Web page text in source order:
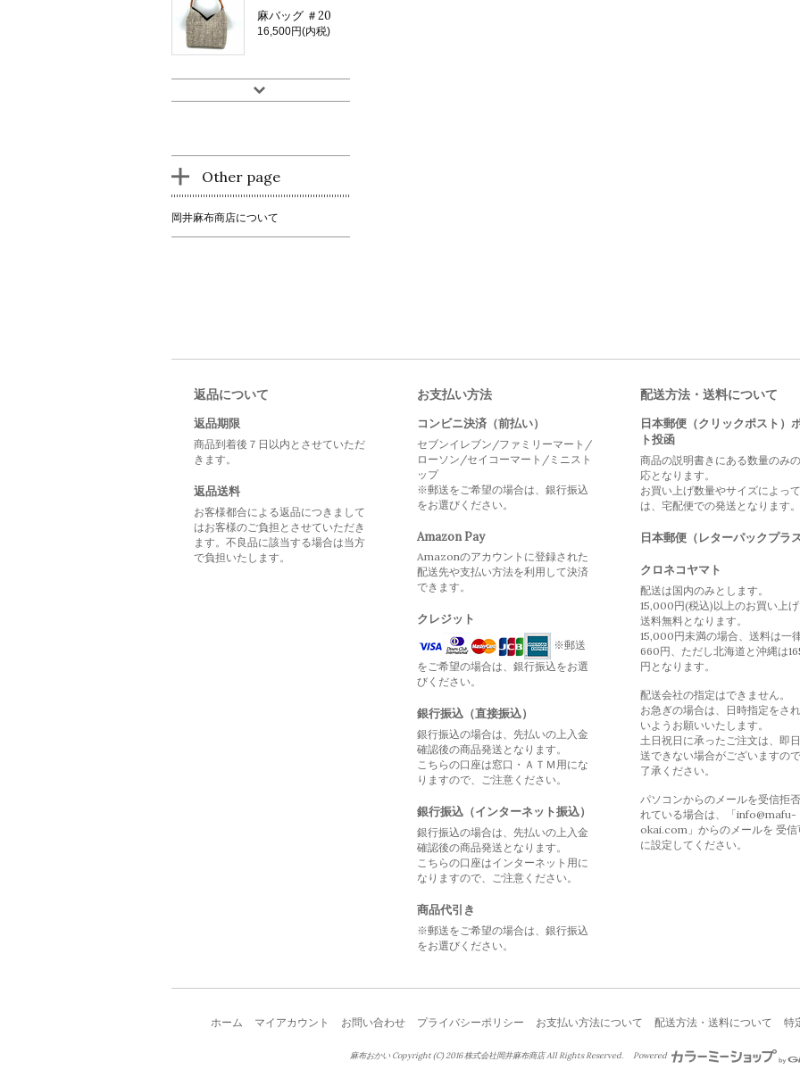
麻バッグ ＃20
16,500円(内税)
Other page
岡井麻布商店について
返品について
返品期限
商品到着後７日以内とさせていただ
きます。
返品送料
お客様都合による返品につきまして
はお客様のご負担とさせていただき
ます。不良品に該当する場合は当方
で負担いたします。
お支払い方法
コンビニ決済（前払い）
セブンイレブン/ファミリーマート/
ローソン/セイコーマート/ミニスト
ップ
※郵送をご希望の場合は、銀行振込
をお選びください。
Amazon Pay
Amazonのアカウントに登録された
配送先や支払い方法を利用して決済
できます。
クレジット
※郵送
をご希望の場合は、銀行振込をお選
びください。
銀行振込（直接振込）
銀行振込の場合は、先払いの上入金
確認後の商品発送となります。
こちらの口座は窓口・ＡＴＭ用にな
りますので、ご注意ください。
銀行振込（インターネット振込）
銀行振込の場合は、先払いの上入金
確認後の商品発送となります。
こちらの口座はインターネット用に
なりますので、ご注意ください。
商品代引き
※郵送をご希望の場合は、銀行振込
をお選びください。
配送方法・送料について
日本郵便（クリックポスト）
ト投函
商品の説明書きにある数量のみ
応となります。
お買い上げ数量やサイズによって
は、宅配便での発送となります。
日本郵便（レターパックプラ
クロネコヤマト
配送は国内のみとします。
15,000円(税込)以上のお買い上
送料無料となります。
15,000円未満の場合、送料は一
660円、ただし北海道と沖縄は
円となります。
配送会社の指定はできません。
お急ぎの場合は、日時指定をさ
いようお願いいたします。
土日祝日に承ったご注文は、即
送できない場合がございますの
了承ください。
パソコンからのメールを受信拒
れている場合は、「info@mafu-
okai.com」からのメールを 受信
に設定してください。
ホーム マイアカウント お問い合わせ プライバシーポリシー お支払い方法について 配送方法・送料について 特
麻布おかい Copyright (C) 2016 株式会社岡井麻布商店 All Rights Reserved. Powered